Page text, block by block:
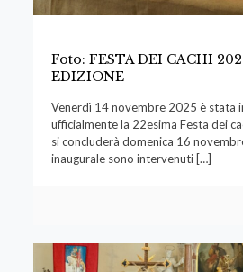
Foto: FESTA DEI CACHI
EDIZIONE
Venerdì 14 novembre 2025 è stata
ufficialmente la 22esima Festa dei
si concluderà domenica 16
inaugurale sono intervenuti[…]